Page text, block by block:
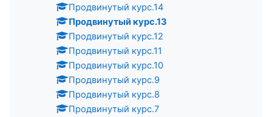
Продвинутый курс.14
Продвинутый курс.13
Продвинутый курс.12
Продвинутый курс.11
Продвинутый курс.10
Продвинутый курс.9
Продвинутый курс.8
Продвинутый курс.7